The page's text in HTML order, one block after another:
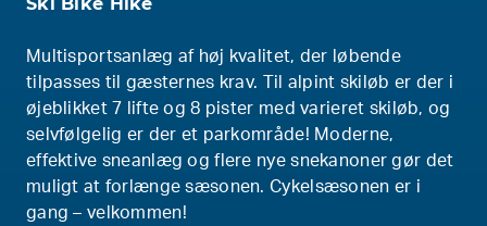
Multisportsanlæg af høj kvalitet, der løbende
tilpasses til gæsternes krav. Til alpint skiløb er der i
øjeblikket 7 lifte og 8 pister med varieret skiløb, og
selvfølgelig er der et parkområde! Moderne,
effektive sneanlæg og flere nye snekanoner gør det
muligt at forlænge sæsonen. Cykelsæsonen er i
gang – velkommen!